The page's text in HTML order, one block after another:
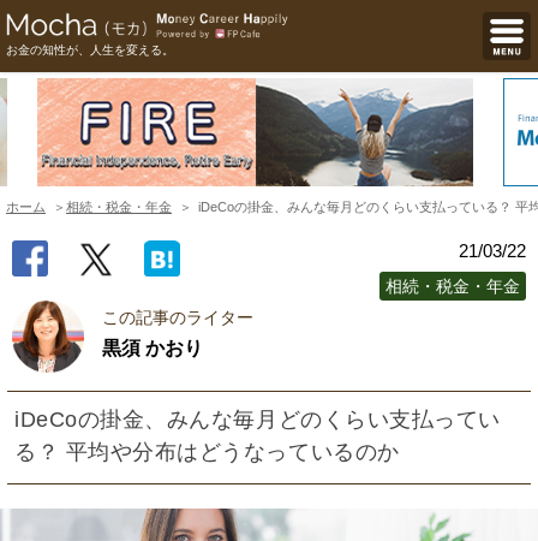
お金の知性が、人生を変える。
ホーム 相続・税金・年金 iDeCoの掛金、みんな毎月どのくらい支払っている？ 平
21/03/22
相続・税金・年金
この記事のライター
黒須 かおり
iDeCoの掛金、みんな毎月どのくらい支払ってい
る？ 平均や分布はどうなっているのか